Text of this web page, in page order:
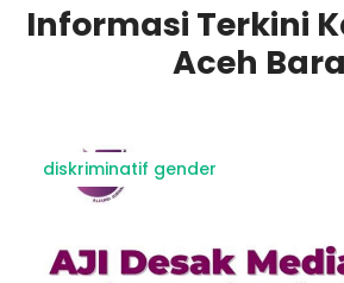
Informasi Terkini
Aceh
diskriminatif gender